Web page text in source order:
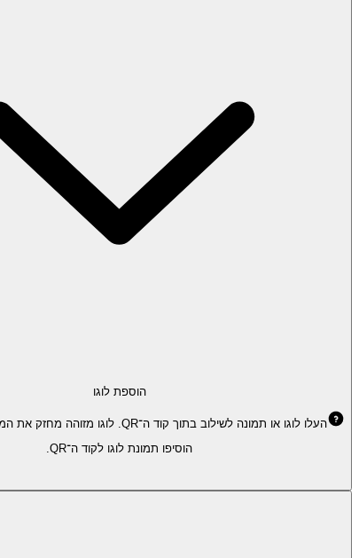
הוספת לוגו
העלו לוגו או תמונה לשילוב בתוך קוד ה־QR. לוגו מזוהה מחזק את המיתוג ומבליט את הקוד.
הוסיפו תמונת לוגו לקוד ה־QR.